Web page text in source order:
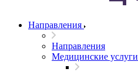
Направления
Направления
Медицинские услуги